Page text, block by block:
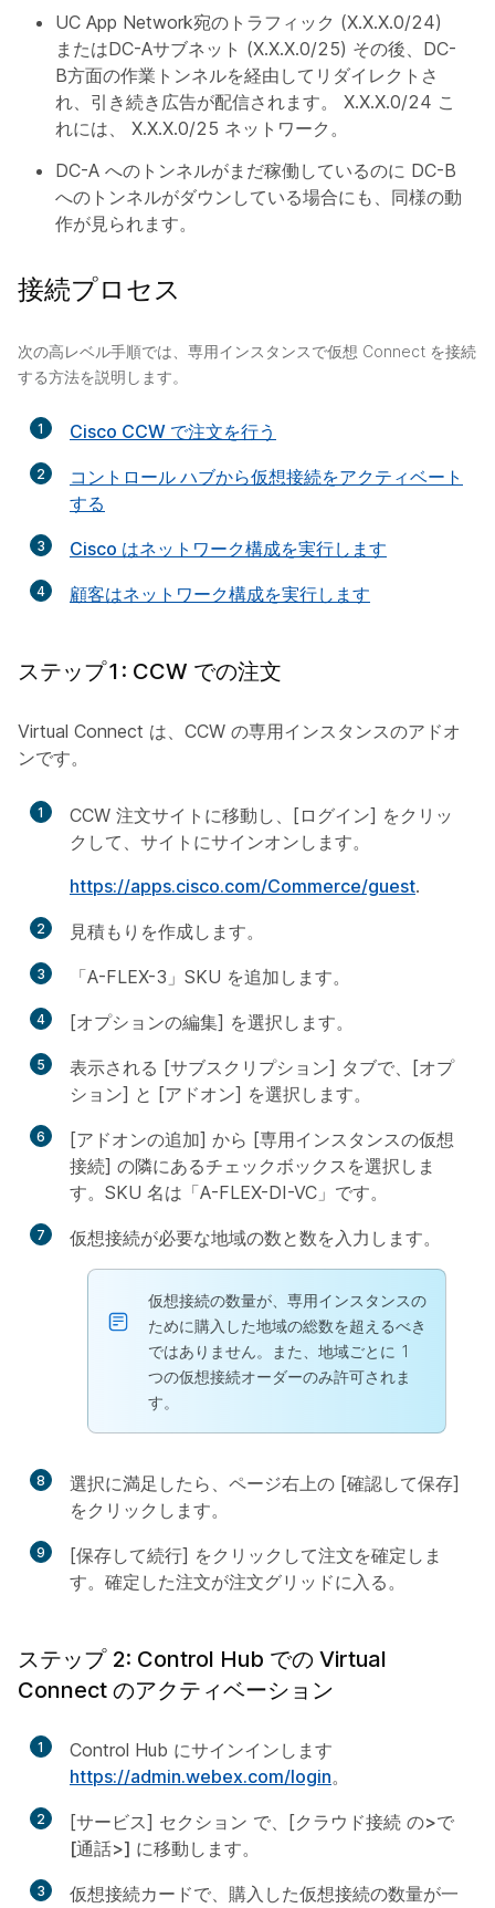
UC App Network宛のトラフィック (X.X.X.0/24)
またはDC-Aサブネット (X.X.X.0/25) その後、DC-
B方面の作業トンネルを経由してリダイレクトさ
れ、引き続き広告が配信されます。 X.X.X.0/24 こ
れには、 X.X.X.0/25 ネットワーク。
DC-A へのトンネルがまだ稼働しているのに DC-B
へのトンネルがダウンしている場合にも、同様の動
作が見られます。
接続プロセス
次の高レベル手順では、専用インスタンスで仮想 Connect を接続
する方法を説明します。
1 Cisco CCW で注文を行う
2
コントロール ハブから仮想接続をアクティベート
する
3 Cisco はネットワーク構成を実行します
4 顧客はネットワーク構成を実行します
ステップ1: CCW での注文
Virtual Connect は、CCW の専用インスタンスのアドオ
ンです。
1
CCW 注文サイトに移動し、[ログイン] をクリッ
クして、サイトにサインオンします。
https://apps.cisco.com/Commerce/guest.
2 見積もりを作成します。
3 「A-FLEX-3」SKU を追加します。
4 [オプションの編集] を選択します。
5
表示される [サブスクリプション] タブで、[オプ
ション] と [アドオン] を選択します。
6
[アドオンの追加] から [専用インスタンスの仮想
接続] の隣にあるチェックボックスを選択しま
す。SKU 名は「A-FLEX-DI-VC」です。
7 仮想接続が必要な地域の数と数を入力します。
仮想接続の数量が、専用インスタンスの
ために購入した地域の総数を超えるべき
ではありません。また、地域ごとに 1
つの仮想接続オーダーのみ許可されま
す。
8
選択に満足したら、ページ右上の [確認して保存]
をクリックします。
9
[保存して続行] をクリックして注文を確定しま
す。確定した注文が注文グリッドに入る。
ステップ 2: Control Hub での Virtual
Connect のアクティベーション
1
Control Hub にサインインします
https://admin.webex.com/login。
2 [サービス] セクション で、[クラウド接続 の>で
[通話>] に移動します。
3
仮想接続カードで、購入した仮想接続の数量が一